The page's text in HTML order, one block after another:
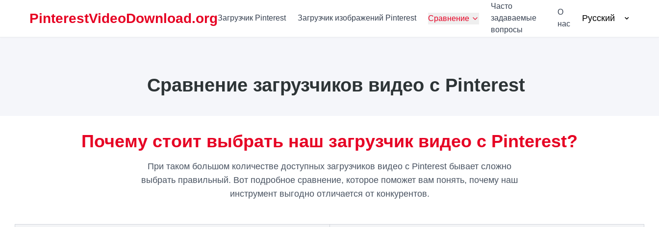
PinterestVideoDownload.orgЗагрузчик Pinterest Загрузчик изображений Pinterest Сравнение
Часто
задаваемые
вопросы
О
нас
Русский
Сравнение загрузчиков видео с Pinterest
Почему стоит выбрать наш загрузчик видео с Pinterest?
При таком большом количестве доступных загрузчиков видео с Pinterest бывает сложно
выбрать правильный. Вот подробное сравнение, которое поможет вам понять, почему наш
инструмент выгодно отличается от конкурентов.